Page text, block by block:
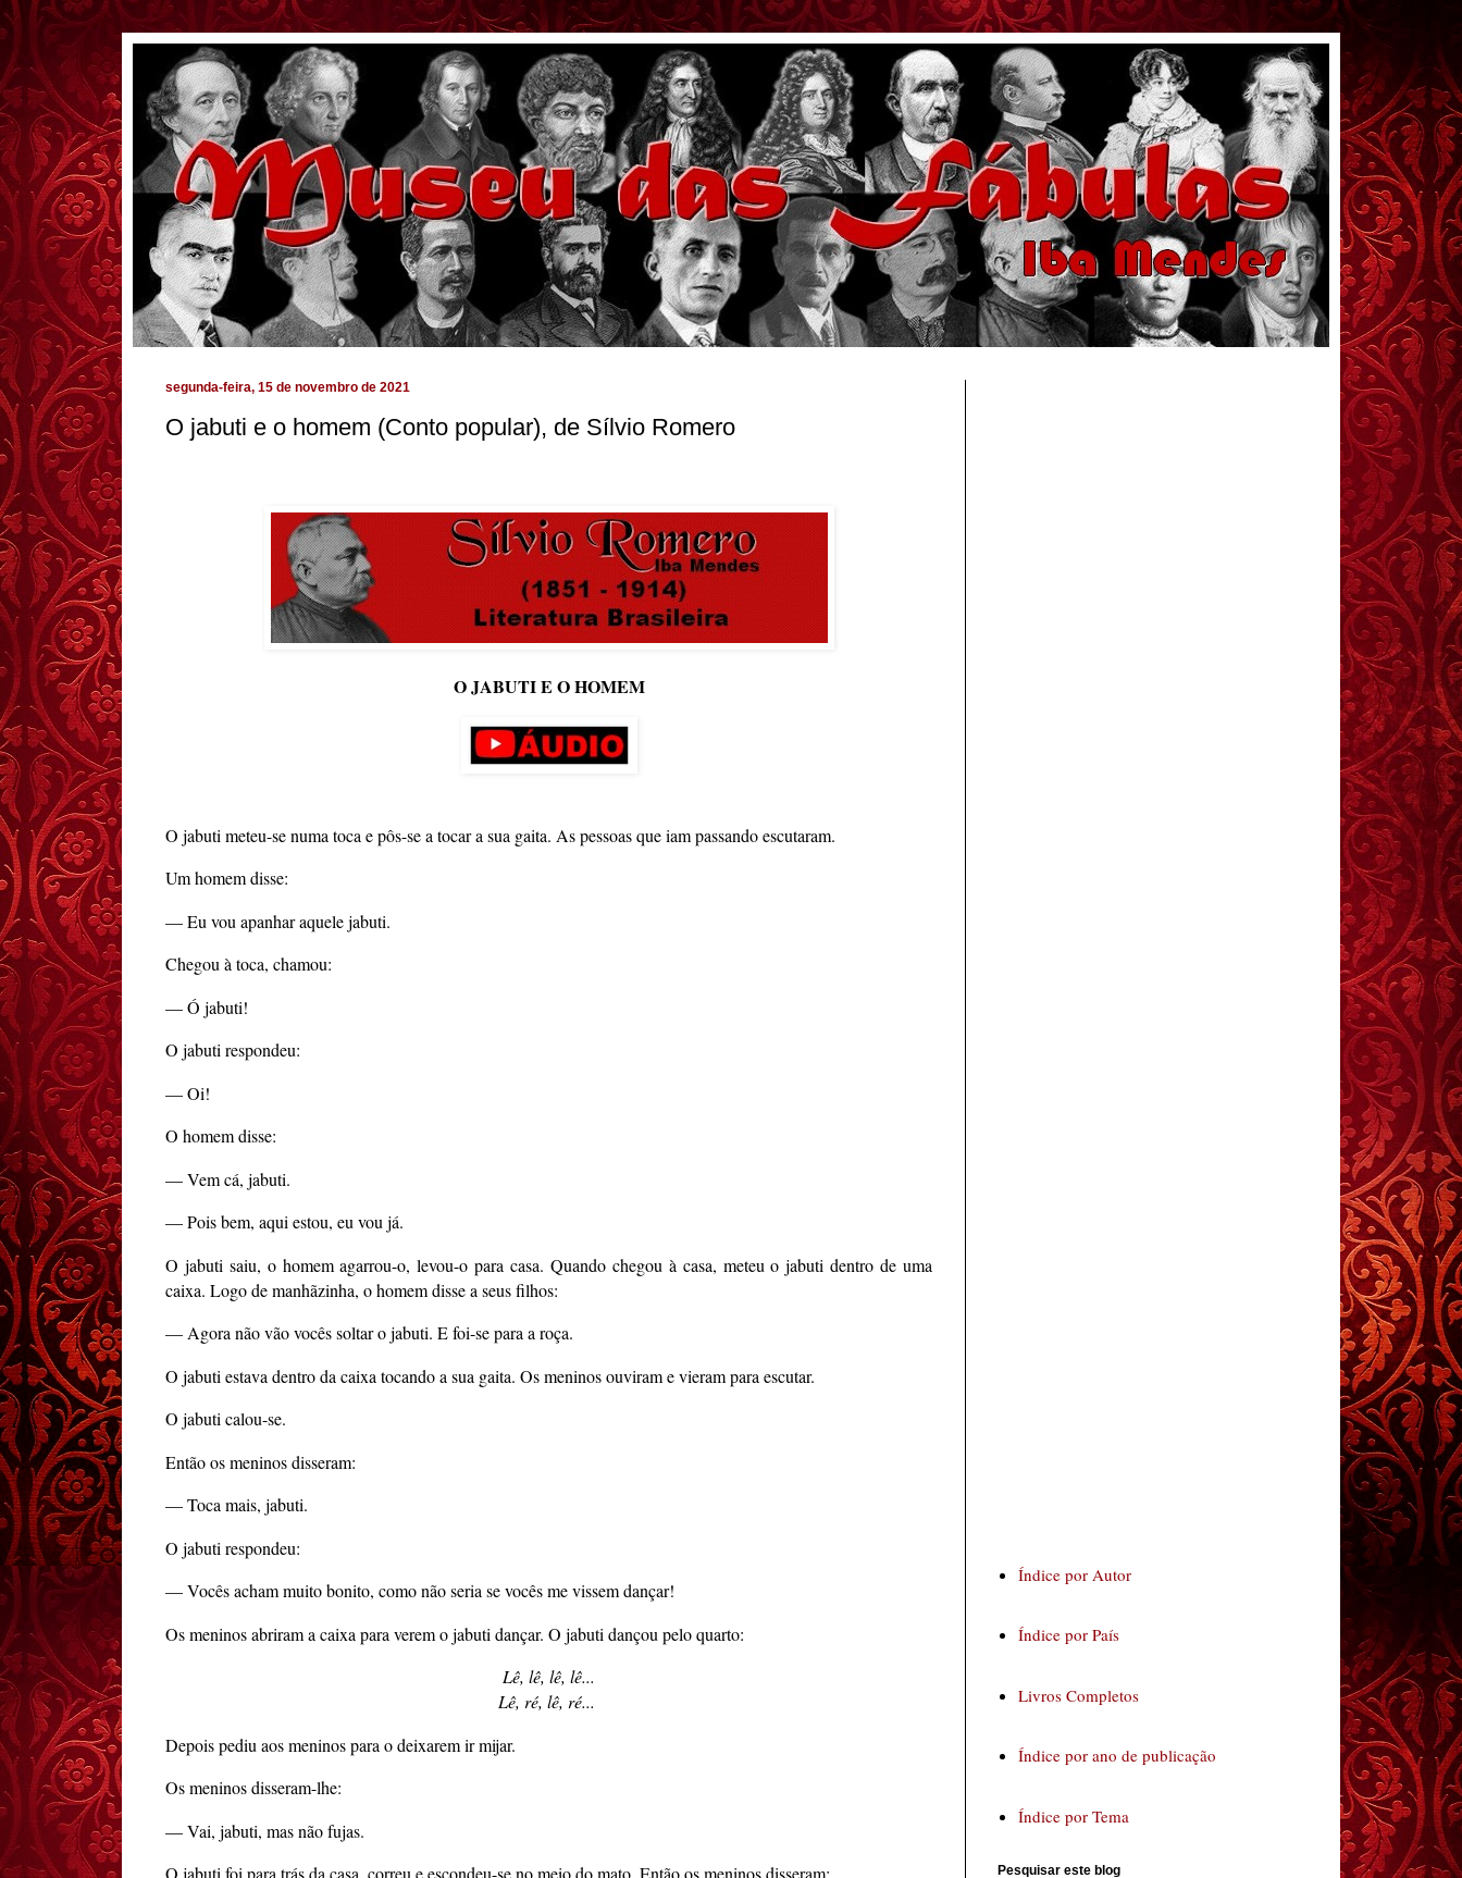
segunda-feira, 15 de novembro de 2021
O jabuti e o homem (Conto popular), de Sílvio Romero
O JABUTI E O HOMEM
O jabuti meteu-se numa toca e pôs-se a tocar a sua gaita. As pessoas que iam passando escutaram.
Um homem disse:
— Eu vou apanhar aquele jabuti.
Chegou à toca, chamou:
— Ó jabuti!
O jabuti respondeu:
— Oi!
O homem disse:
— Vem cá, jabuti.
— Pois bem, aqui estou, eu vou já.
O jabuti saiu, o homem agarrou-o, levou-o para casa. Quando chegou à casa, meteu o jabuti dentro de uma
caixa. Logo de manhãzinha, o homem disse a seus filhos:
— Agora não vão vocês soltar o jabuti. E foi-se para a roça.
O jabuti estava dentro da caixa tocando a sua gaita. Os meninos ouviram e vieram para escutar.
O jabuti calou-se.
Então os meninos disseram:
— Toca mais, jabuti.
O jabuti respondeu:
— Vocês acham muito bonito, como não seria se vocês me vissem dançar!
Os meninos abriram a caixa para verem o jabuti dançar. O jabuti dançou pelo quarto:
Lê, lê, lê, lê...
Lê, ré, lê, ré...
Depois pediu aos meninos para o deixarem ir mijar.
Os meninos disseram-lhe:
— Vai, jabuti, mas não fujas.
O jabuti foi para trás da casa, correu e escondeu-se no meio do mato. Então os meninos disseram:
Índice por Autor
Índice por País
Livros Completos
Índice por ano de publicação
Índice por Tema
Pesquisar este blog